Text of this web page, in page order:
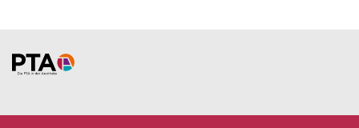
Home